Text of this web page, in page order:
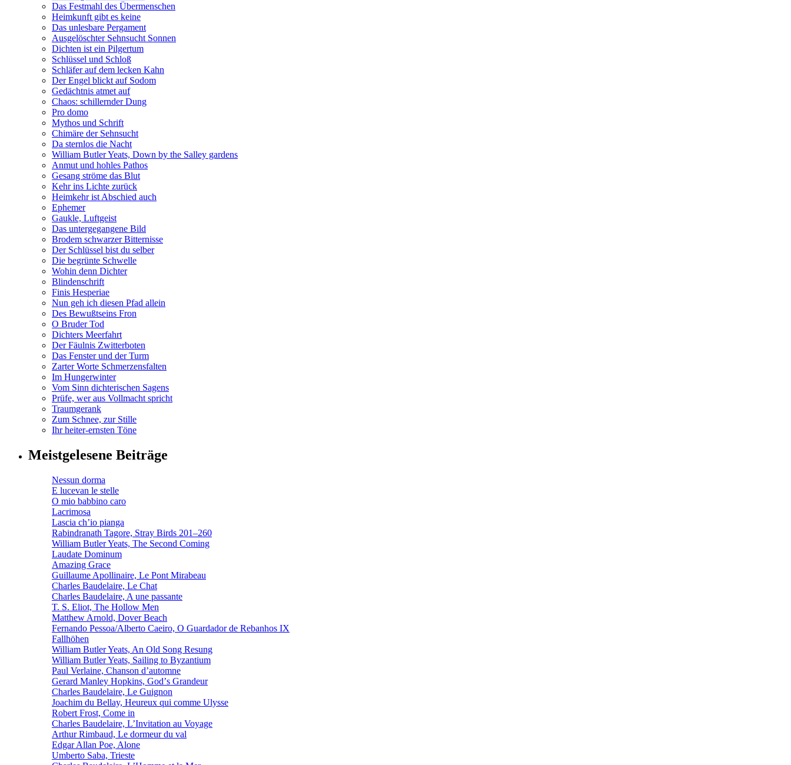
Das Festmahl des Übermenschen
Heimkunft gibt es keine
Das unlesbare Pergament
Ausgelöschter Sehnsucht Sonnen
Dichten ist ein Pilgertum
Schlüssel und Schloß
Schläfer auf dem lecken Kahn
Der Engel blickt auf Sodom
Gedächtnis atmet auf
Chaos: schillernder Dung
Pro domo
Mythos und Schrift
Chimäre der Sehnsucht
Da sternlos die Nacht
William Butler Yeats, Down by the Salley gardens
Anmut und hohles Pathos
Gesang ströme das Blut
Kehr ins Lichte zurück
Heimkehr ist Abschied auch
Ephemer
Gaukle, Luftgeist
Das untergegangene Bild
Brodem schwarzer Bitternisse
Der Schlüssel bist du selber
Die begrünte Schwelle
Wohin denn Dichter
Blindenschrift
Finis Hesperiae
Nun geh ich diesen Pfad allein
Des Bewußtseins Fron
O Bruder Tod
Dichters Meerfahrt
Der Fäulnis Zwitterboten
Das Fenster und der Turm
Zarter Worte Schmerzensfalten
Im Hungerwinter
Vom Sinn dichterischen Sagens
Prüfe, wer aus Vollmacht spricht
Traumgerank
Zum Schnee, zur Stille
Ihr heiter-ernsten Töne
Meistgelesene Beiträge
Nessun dorma
E lucevan le stelle
O mio babbino caro
Lacrimosa
Lascia ch’io pianga
Rabindranath Tagore, Stray Birds 201–260
William Butler Yeats, The Second Coming
Laudate Dominum
Amazing Grace
Guillaume Apollinaire, Le Pont Mirabeau
Charles Baudelaire, Le Chat
Charles Baudelaire, A une passante
T. S. Eliot, The Hollow Men
Matthew Arnold, Dover Beach
Fernando Pessoa/Alberto Caeiro, O Guardador de Rebanhos IX
Fallhöhen
William Butler Yeats, An Old Song Resung
William Butler Yeats, Sailing to Byzantium
Paul Verlaine, Chanson d’automne
Gerard Manley Hopkins, Godʼs Grandeur
Charles Baudelaire, Le Guignon
Joachim du Bellay, Heureux qui comme Ulysse
Robert Frost, Come in
Charles Baudelaire, L’Invitation au Voyage
Arthur Rimbaud, Le dormeur du val
Edgar Allan Poe, Alone
Umberto Saba, Trieste